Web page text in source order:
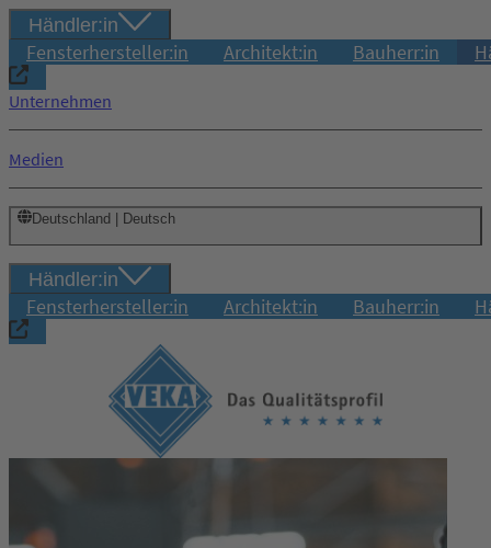
Händler:in
Fensterhersteller:in Architekt:in Bauherr:in
Unternehmen
Medien
Deutschland | Deutsch
Händler:in
Fensterhersteller:in Architekt:in Bauherr:in